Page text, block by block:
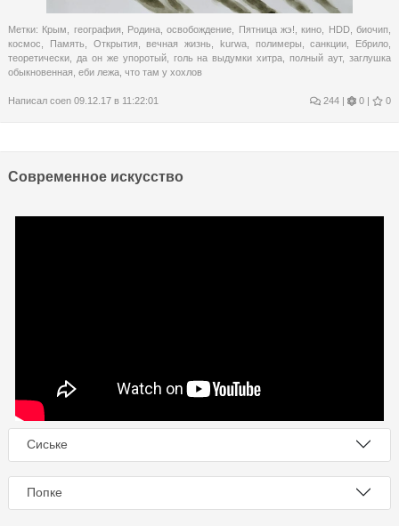
Метки: Крым география Родина ,освобождение Пятница жэ! ,кино HDD,биочип
космос
Память Открытия ,вечная жизнь kurwa, полимеры ,санкции Ебрило
теоретически
да он же упоротый, голь на выдумки хитра ,полный аут,заглушка
обыкновенная еби лежа что там у хохлов
Написал coen 09.12.17 в 11:22:01 244 0 | 0
Современное искусство
Сиське
Попке